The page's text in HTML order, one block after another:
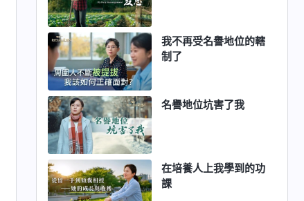
我不再受名譽地位的轄
制了
名譽地位坑害了我
在培養人上我學到的功
課